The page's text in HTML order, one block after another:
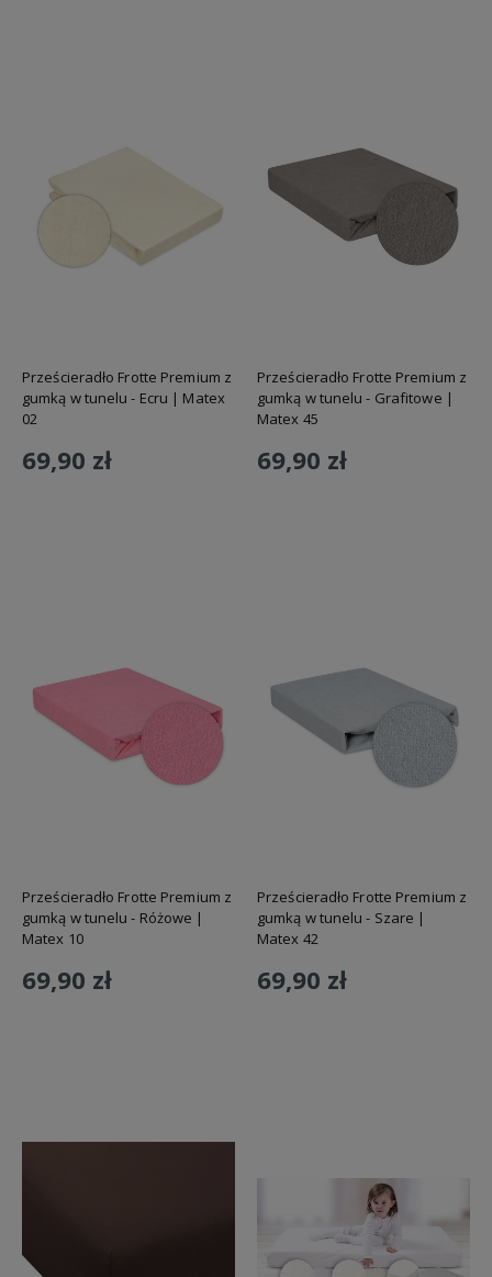
Prześcieradło Frotte Premium z
gumką w tunelu - Ecru | Matex
02
69,90 zł
Prześcieradło Frotte Premium z
gumką w tunelu - Grafitowe |
Matex 45
69,90 zł
Prześcieradło Frotte Premium z
gumką w tunelu - Różowe |
Matex 10
69,90 zł
Prześcieradło Frotte Premium z
gumką w tunelu - Szare |
Matex 42
69,90 zł